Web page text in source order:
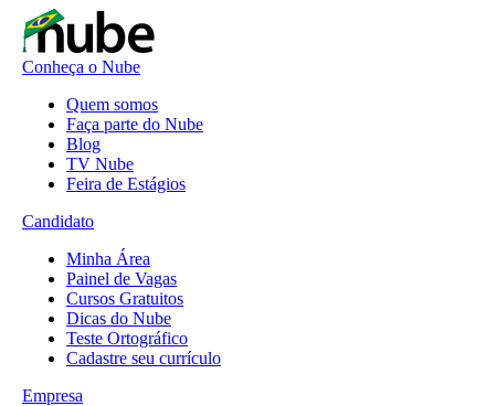
Conheça o Nube
Quem somos
Faça parte do Nube
Blog
TV Nube
Feira de Estágios
Candidato
Minha Área
Painel de Vagas
Cursos Gratuitos
Dicas do Nube
Teste Ortográfico
Cadastre seu currículo
Empresa